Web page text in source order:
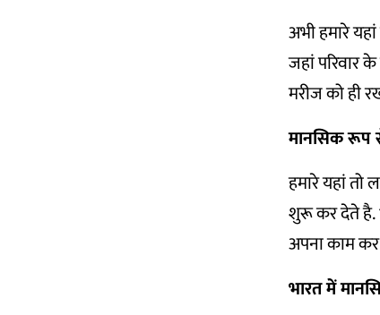
अभी हमारे
जहां परिवार
मरीज को ही
मानसिक रूप
हमारे यहां
शुरू कर देते है.
अपना काम कर
भारत में